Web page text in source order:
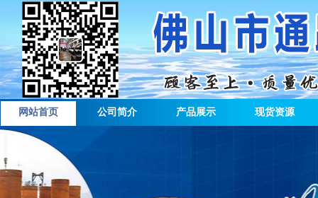
网站首页 公司简介 产品展示 现货资源